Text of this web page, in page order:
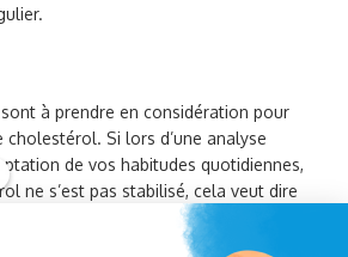
à prendre en considération pour
Si lors d’une analyse
de vos habitudes quotidiennes,
ne s’est pas stabilisé, cela veut dire
de votre mode de vie n’est pas
de demander conseil à votre